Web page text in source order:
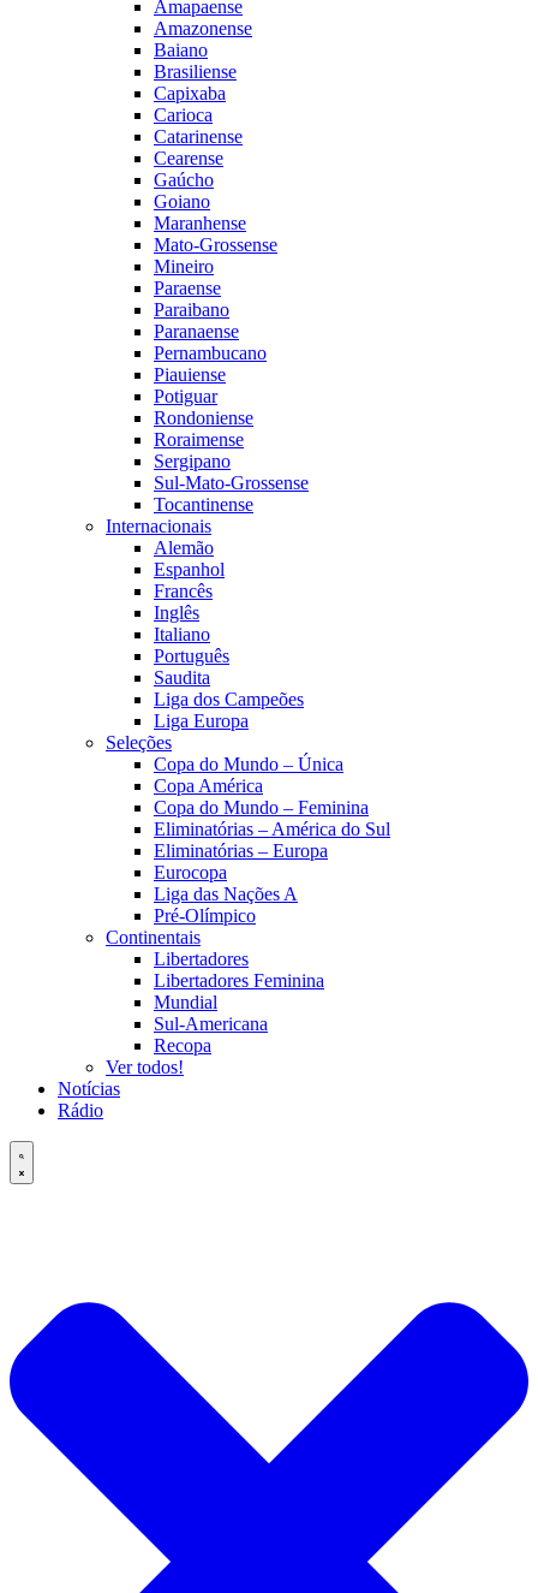
Amapaense
Amazonense
Baiano
Brasiliense
Capixaba
Carioca
Catarinense
Cearense
Gaúcho
Goiano
Maranhense
Mato-Grossense
Mineiro
Paraense
Paraibano
Paranaense
Pernambucano
Piauiense
Potiguar
Rondoniense
Roraimense
Sergipano
Sul-Mato-Grossense
Tocantinense
Internacionais
Alemão
Espanhol
Francês
Inglês
Italiano
Português
Saudita
Liga dos Campeões
Liga Europa
Seleções
Copa do Mundo – Única
Copa América
Copa do Mundo – Feminina
Eliminatórias – América do Sul
Eliminatórias – Europa
Eurocopa
Liga das Nações A
Pré-Olímpico
Continentais
Libertadores
Libertadores Feminina
Mundial
Sul-Americana
Recopa
Ver todos!
Notícias
Rádio